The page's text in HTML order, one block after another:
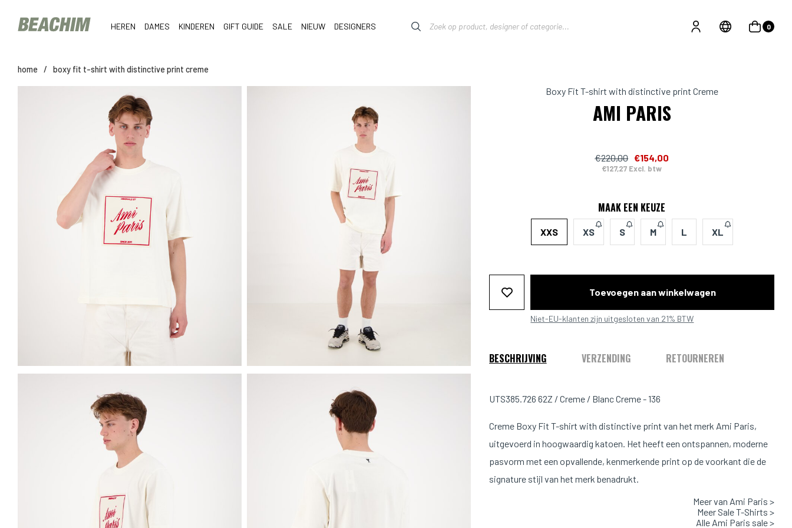
HEREN DAMES KINDEREN GIFT GUIDE SALE NIEUW DESIGNERS 0
home / boxy fit t-shirt with distinctive print creme
Boxy Fit T-shirt with distinctive print Creme
AMI PARIS
€220,00 €154,00
€127,27 Excl. btw
MAAK EEN KEUZE
XXS XS S M L XL
Toevoegen aan winkelwagen
Niet-EU-klanten zijn uitgesloten van 21% BTW
BESCHRIJVING VERZENDING RETOURNEREN
UTS385.726 62Z / Creme / Blanc Creme - 136
Creme Boxy Fit T-shirt with distinctive print van het merk Ami Paris,
uitgevoerd in hoogwaardig katoen. Het heeft een ontspannen, moderne
pasvorm met een opvallende, kenmerkende print op de voorkant die de
signature stijl van het merk benadrukt.
Meer van Ami Paris >
Meer Sale T-Shirts >
Alle Ami Paris sale >